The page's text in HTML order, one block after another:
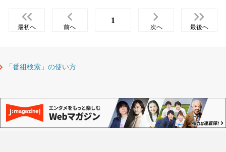
最初へ 前へ
1
次へ 最後へ
「番組検索」の使い方